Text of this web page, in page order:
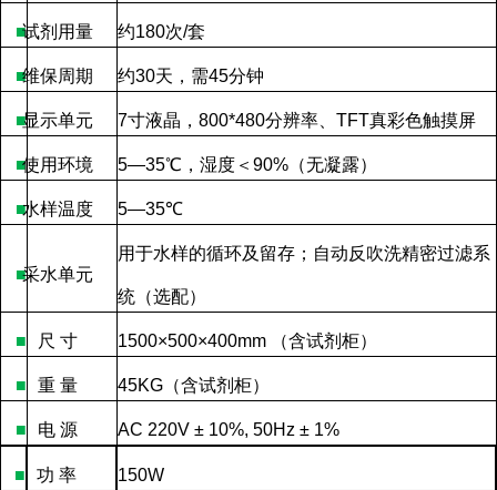
■试剂用量 约180次/套
■维保周期 约30天，需45分钟
■显示单元 7寸液晶， 800*480分辨率、 TFT真彩色触摸屏
■使用环境 5—35℃，湿度＜ 90% （无凝露）
■水样温度 5—35℃
■采水单元
用于水样的循环及留存；自动反吹洗精密过滤系
统（选配）
■ 尺 寸 1500×500×400mm （含试剂柜）
■ 重 量 45KG （含试剂柜）
■ 电 源 AC 220V ± 10%, 50Hz ± 1%
■ 功 率 150W